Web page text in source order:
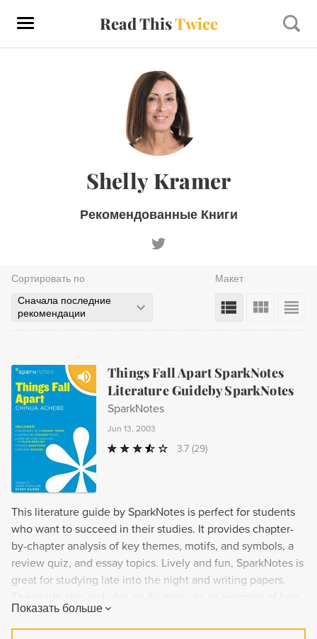
Read ThisTwice
Shelly Kramer
Рекомендованные Книги
Сортировать по
Сначала последние
рекомендации
Макет
Things Fall Apart SparkNotes
Literature Guideby SparkNotes
SparkNotes
Jun 13, 2003
3.7 (29)
This literature guide by SparkNotes is perfect for students
who want to succeed in their studies. It provides chapter-
by-chapter analysis of key themes, motifs, and symbols, a
review quiz, and essay topics. Lively and fun, SparkNotes is
great for studying late into the night and writing papers.
the book can be analyzed, a glossary of literary terms, step-
by-step tutoring on how to write a literary essay, and a
Показать больше